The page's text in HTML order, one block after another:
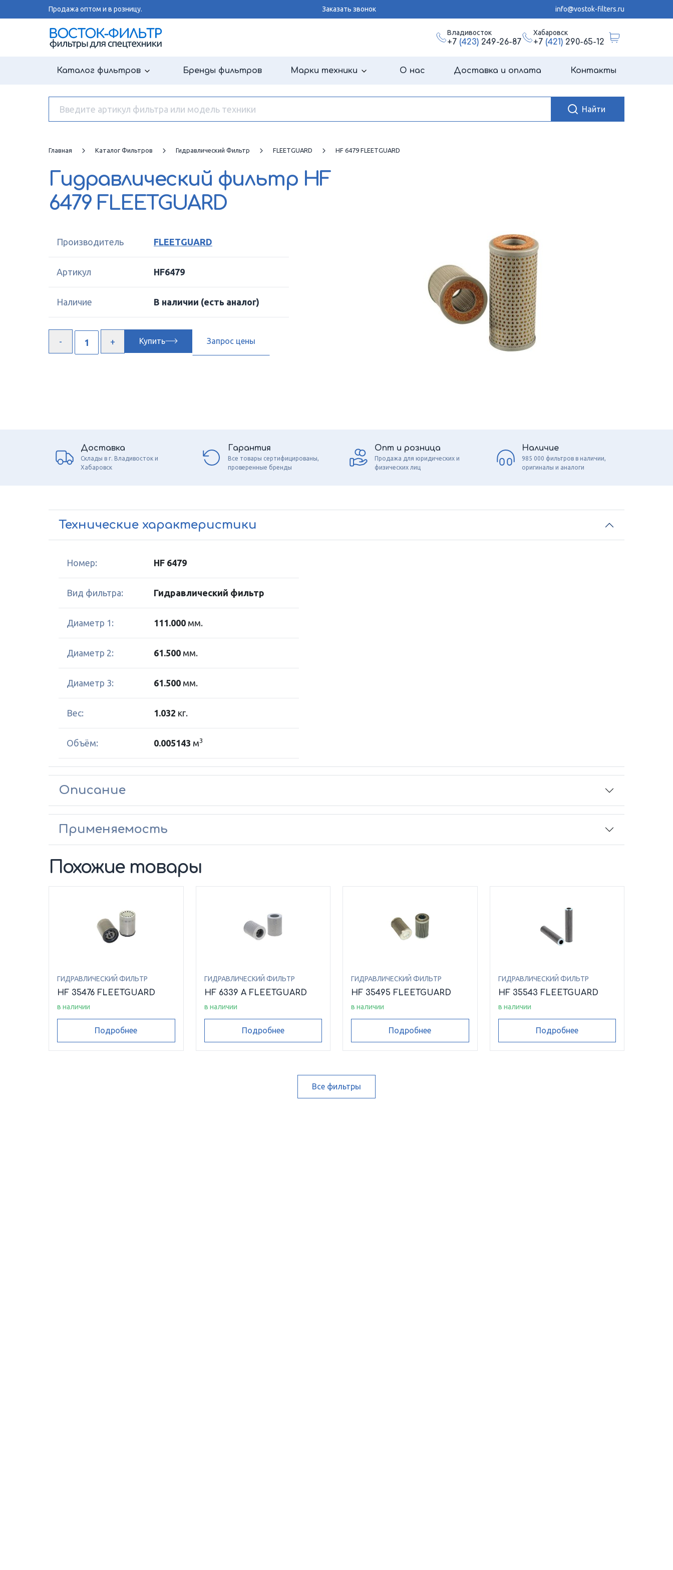
Продажа оптом и в розницу. Заказать звонок info@vostok-filters.ru
Владивосток
+7 (423)249-26-87
Хабаровск
+7 (421)290-65-12
Каталог фильтров Бренды фильтров Марки техники О нас Доставка и оплата Контакты
Главная Каталог Фильтров Гидравлический Фильтр FLEETGUARD HF 6479 FLEETGUARD
Гидравлический фильтр HF
6479 FLEETGUARD
Производитель FLEETGUARD
Артикул HF6479
Наличие В наличии (есть аналог)
Купить Запрос цены
Доставка
Склады в г. Владивосток и
Хабаровск
Гарантия
Все товары сертифицированы,
проверенные бренды
Опт и розница
Продажа для юридических и
физических лиц
Наличие
985 000 фильтров в наличии,
оригиналы и аналоги
Технические характеристики
Номер: HF 6479
Вид фильтра: Гидравлический фильтр
Диаметр 1: 111.000 мм.
Диаметр 2: 61.500 мм.
Диаметр 3: 61.500 мм.
Вес: 1.032 кг.
Объём: 0.005143 м3
Описание
Применяемость
Похожие товары
ГИДРАВЛИЧЕСКИЙ ФИЛЬТР
HF 35476 FLEETGUARD
в наличии
Подробнее
ГИДРАВЛИЧЕСКИЙ ФИЛЬТР
HF 6339 A FLEETGUARD
в наличии
Подробнее
ГИДРАВЛИЧЕСКИЙ ФИЛЬТР
HF 35495 FLEETGUARD
в наличии
Подробнее
ГИДРАВЛИЧЕСКИЙ ФИЛЬТР
HF 35543 FLEETGUARD
в наличии
Подробнее
Все фильтры